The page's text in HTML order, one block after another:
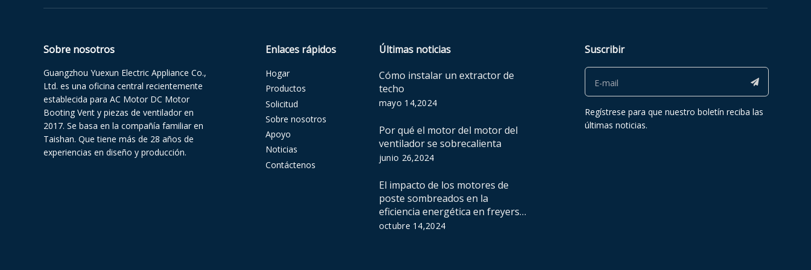
Sobre nosotros
Guangzhou Yuexun Electric Appliance Co.,
Ltd. es una oficina central recientemente
establecida para AC Motor DC Motor
Booting Vent y piezas de ventilador en
2017. Se basa en la compañía familiar en
Taishan. Que tiene más de 28 años de
experiencias en diseño y producción.
Enlaces rápidos
Hogar
Productos
Solicitud
Sobre nosotros
Apoyo
Noticias
Contáctenos
Últimas noticias
Cómo instalar un extractor de
techo
mayo 14,2024
Por qué el motor del motor del
ventilador se sobrecalienta
junio 26,2024
El impacto de los motores de
poste sombreados en la
eficiencia energética en freyers
de aire
octubre 14,2024
Suscribir
Regístrese para que nuestro boletín reciba las
últimas noticias.